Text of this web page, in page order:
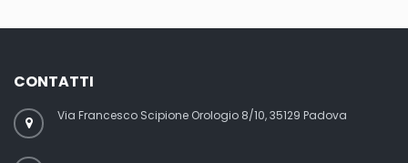
CONTATTI
Via Francesco Scipione Orologio 8/10, 35129 Padova